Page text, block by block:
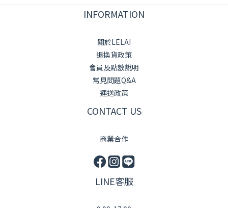
INFORMATION
關於LELAI
退換貨政策
會員及點數說明
常見問題Q&A
運送政策
CONTACT US
商業合作
LINE客服